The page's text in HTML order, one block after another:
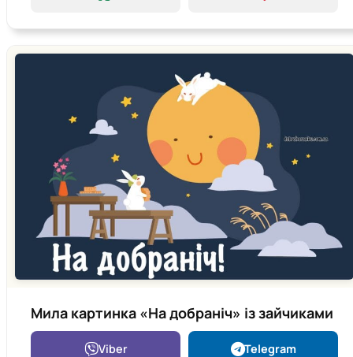
Мила картинка «На добраніч» із зайчиками
Viber Telegram